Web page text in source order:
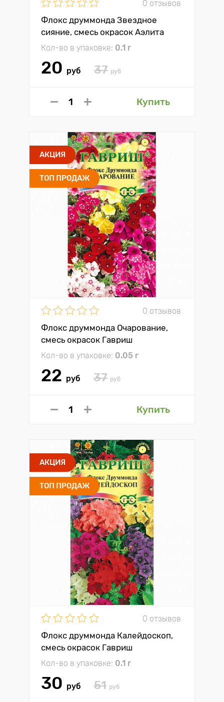
0 отзывов
Флокс друммонда Звездное
сияние, смесь окрасок Аэлита
Кол-во в упаковке: 0.1 г
20 руб 37 руб
Купить
АКЦИЯ
ТОП ПРОДАЖ
0 отзывов
Флокс друммонда Очарование,
смесь окрасок Гавриш
Кол-во в упаковке: 0.05 г
22 руб 37 руб
Купить
АКЦИЯ
ТОП ПРОДАЖ
0 отзывов
Флокс друммонда Калейдоскоп,
смесь окрасок Гавриш
Кол-во в упаковке: 0.1 г
30 руб 51 руб